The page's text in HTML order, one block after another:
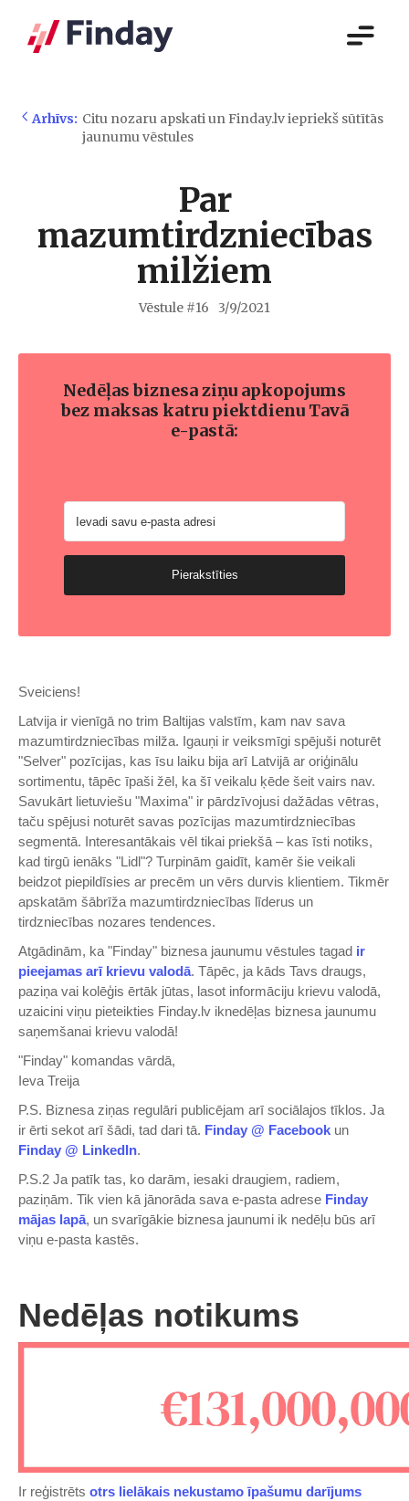
Arhīvs: Citu nozaru apskati un Finday.lv iepriekš sūtītās
jaunumu vēstules
Par
mazumtirdzniecības
milžiem
Vēstule #16 3/9/2021
Nedēļas biznesa ziņu apkopojums
bez maksas katru piektdienu Tavā
e-pastā:
Pierakstīties
Sveiciens!
Latvija ir vienīgā no trim Baltijas valstīm, kam nav sava
mazumtirdzniecības milža. Igauņi ir veiksmīgi spējuši noturēt
"Selver" pozīcijas, kas īsu laiku bija arī Latvijā ar oriģinālu
sortimentu, tāpēc īpaši žēl, ka šī veikalu ķēde šeit vairs nav.
Savukārt lietuviešu "Maxima" ir pārdzīvojusi dažādas vētras,
taču spējusi noturēt savas pozīcijas mazumtirdzniecības
segmentā. Interesantākais vēl tikai priekšā ‒ kas īsti notiks,
kad tirgū ienāks "Lidl"? Turpinām gaidīt, kamēr šie veikali
beidzot piepildīsies ar precēm un vērs durvis klientiem. Tikmēr
apskatām šābrīža mazumtirdzniecības līderus un
tirdzniecības nozares tendences.
Atgādinām, ka "Finday" biznesa jaunumu vēstules tagad ir
pieejamas arī krievu valodā. Tāpēc, ja kāds Tavs draugs,
paziņa vai kolēģis ērtāk jūtas, lasot informāciju krievu valodā,
uzaicini viņu pieteikties Finday.lv iknedēļas biznesa jaunumu
saņemšanai krievu valodā!
"Finday" komandas vārdā,
Ieva Treija
P.S. Biznesa ziņas regulāri publicējam arī sociālajos tīklos. Ja
ir ērti sekot arī šādi, tad dari tā. Finday @ Facebook un
Finday @ LinkedIn.
P.S.2 Ja patīk tas, ko darām, iesaki draugiem, radiem,
paziņām. Tik vien kā jānorāda sava e-pasta adrese Finday
mājas lapā, un svarīgākie biznesa jaunumi ik nedēļu būs arī
viņu e-pasta kastēs.
Nedēļas notikums
Ir reģistrēts otrs lielākais nekustamo īpašumu darījums